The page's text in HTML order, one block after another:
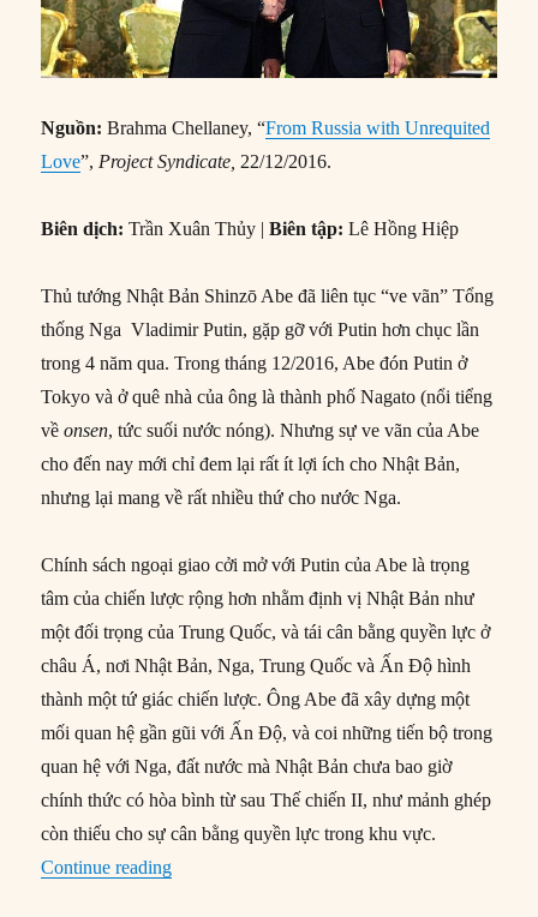
Nguồn:Brahma Chellaney, “From Russia with Unrequited
Love”, Project Syndicate, 22/12/2016.
Biên dịch:Trần Xuân Thủy |Biên tập:Lê Hồng Hiệp
Thủ tướng Nhật Bản Shinzō Abe đã liên tục “ve vãn” Tổng
thống Nga Vladimir Putin, gặp gỡ với Putin hơn chục lần
trong 4 năm qua. Trong tháng 12/2016, Abe đón Putin ở
Tokyo và ở quê nhà của ông là thành phố Nagato (nổi tiểng
vềonsen, tức suối nước nóng). Nhưng sự ve vãn của Abe
cho đến nay mới chỉ đem lại rất ít lợi ích cho Nhật Bản,
nhưng lại mang về rất nhiều thứ cho nước Nga.
Chính sách ngoại giao cởi mở với Putin của Abe là trọng
tâm của chiến lược rộng hơn nhằm định vị Nhật Bản như
một đối trọng của Trung Quốc, và tái cân bằng quyền lực ở
châu Á, nơi Nhật Bản, Nga, Trung Quốc và Ấn Độ hình
thành một tứ giác chiến lược. Ông Abe đã xây dựng một
mối quan hệ gần gũi với Ấn Độ, và coi những tiến bộ trong
quan hệ với Nga, đất nước mà Nhật Bản chưa bao giờ
chính thức có hòa bình từ sau Thế chiến II, như mảnh ghép
còn thiếu cho sự cân bằng quyền lực trong khu vực.
Continue reading“‘Tình đơn phương’ của Nhật với Nga”